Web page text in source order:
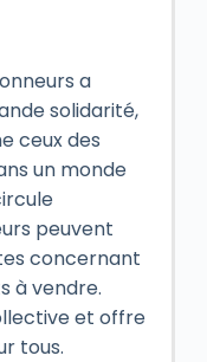
a
solidarité,
ceux des
un monde
peuvent
concernant
à vendre.
et offre
tous.